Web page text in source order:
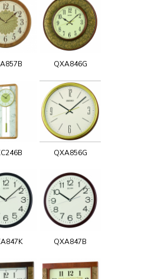
QXA846G
QXA856G
QXA847B